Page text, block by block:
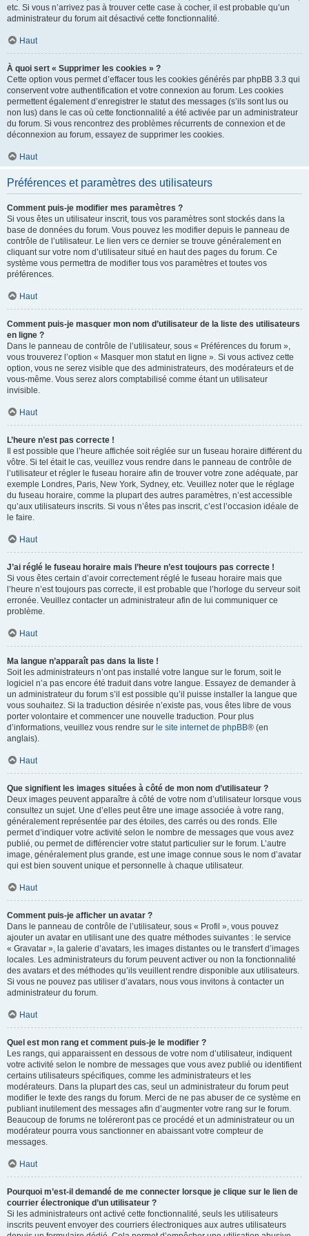
etc. Si vous n’arrivez pas à trouver cette case à cocher, il est probable qu’un
administrateur du forum ait désactivé cette fonctionnalité.
Haut
À quoi sert « Supprimer les cookies » ?
Cette option vous permet d’effacer tous les cookies générés par phpBB 3.3 qui
conservent votre authentification et votre connexion au forum. Les cookies
permettent également d’enregistrer le statut des messages (s’ils sont lus ou
non lus) dans le cas où cette fonctionnalité a été activée par un administrateur
du forum. Si vous rencontrez des problèmes récurrents de connexion et de
déconnexion au forum, essayez de supprimer les cookies.
Haut
Préférences et paramètres des utilisateurs
Comment puis-je modifier mes paramètres ?
Si vous êtes un utilisateur inscrit, tous vos paramètres sont stockés dans la
base de données du forum. Vous pouvez les modifier depuis le panneau de
contrôle de l’utilisateur. Le lien vers ce dernier se trouve généralement en
cliquant sur votre nom d’utilisateur situé en haut des pages du forum. Ce
système vous permettra de modifier tous vos paramètres et toutes vos
préférences.
Haut
Comment puis-je masquer mon nom d’utilisateur de la liste des utilisateurs
en ligne ?
Dans le panneau de contrôle de l’utilisateur, sous « Préférences du forum »,
vous trouverez l’option « Masquer mon statut en ligne ». Si vous activez cette
option, vous ne serez visible que des administrateurs, des modérateurs et de
vous-même. Vous serez alors comptabilisé comme étant un utilisateur
invisible.
Haut
L’heure n’est pas correcte !
Il est possible que l’heure affichée soit réglée sur un fuseau horaire différent du
vôtre. Si tel était le cas, veuillez vous rendre dans le panneau de contrôle de
l’utilisateur et régler le fuseau horaire afin de trouver votre zone adéquate, par
exemple Londres, Paris, New York, Sydney, etc. Veuillez noter que le réglage
du fuseau horaire, comme la plupart des autres paramètres, n’est accessible
qu’aux utilisateurs inscrits. Si vous n’êtes pas inscrit, c’est l’occasion idéale de
le faire.
Haut
J’ai réglé le fuseau horaire mais l’heure n’est toujours pas correcte !
Si vous êtes certain d’avoir correctement réglé le fuseau horaire mais que
l’heure n’est toujours pas correcte, il est probable que l’horloge du serveur soit
erronée. Veuillez contacter un administrateur afin de lui communiquer ce
problème.
Haut
Ma langue n’apparaît pas dans la liste !
Soit les administrateurs n’ont pas installé votre langue sur le forum, soit le
logiciel n’a pas encore été traduit dans votre langue. Essayez de demander à
un administrateur du forum s’il est possible qu’il puisse installer la langue que
vous souhaitez. Si la traduction désirée n’existe pas, vous êtes libre de vous
porter volontaire et commencer une nouvelle traduction. Pour plus
d’informations, veuillez vous rendre sur le site internet de phpBB® (en
anglais).
Haut
Que signifient les images situées à côté de mon nom d’utilisateur ?
Deux images peuvent apparaître à côté de votre nom d’utilisateur lorsque vous
consultez un sujet. Une d’elles peut être une image associée à votre rang,
généralement représentée par des étoiles, des carrés ou des ronds. Elle
permet d’indiquer votre activité selon le nombre de messages que vous avez
publié, ou permet de différencier votre statut particulier sur le forum. L’autre
image, généralement plus grande, est une image connue sous le nom d’avatar
qui est bien souvent unique et personnelle à chaque utilisateur.
Haut
Comment puis-je afficher un avatar ?
Dans le panneau de contrôle de l’utilisateur, sous « Profil », vous pouvez
ajouter un avatar en utilisant une des quatre méthodes suivantes : le service
« Gravatar », la galerie d’avatars, les images distantes ou le transfert d’images
locales. Les administrateurs du forum peuvent activer ou non la fonctionnalité
des avatars et des méthodes qu’ils veuillent rendre disponible aux utilisateurs.
Si vous ne pouvez pas utiliser d’avatars, nous vous invitons à contacter un
administrateur du forum.
Haut
Quel est mon rang et comment puis-je le modifier ?
Les rangs, qui apparaissent en dessous de votre nom d’utilisateur, indiquent
votre activité selon le nombre de messages que vous avez publié ou identifient
certains utilisateurs spécifiques, comme les administrateurs et les
modérateurs. Dans la plupart des cas, seul un administrateur du forum peut
modifier le texte des rangs du forum. Merci de ne pas abuser de ce système en
publiant inutilement des messages afin d’augmenter votre rang sur le forum.
Beaucoup de forums ne toléreront pas ce procédé et un administrateur ou un
modérateur pourra vous sanctionner en abaissant votre compteur de
messages.
Haut
Pourquoi m’est-il demandé de me connecter lorsque je clique sur le lien de
courrier électronique d’un utilisateur ?
Si les administrateurs ont activé cette fonctionnalité, seuls les utilisateurs
inscrits peuvent envoyer des courriers électroniques aux autres utilisateurs